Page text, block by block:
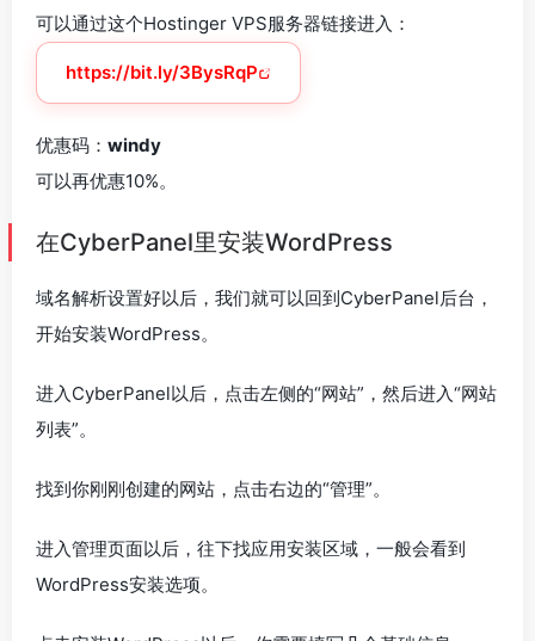
可以通过这个Hostinger VPS服务器链接进入：
https://bit.ly/3BysRqP
优惠码： windy
可以再优惠10%。
在CyberPanel里安装WordPress
域名解析设置好以后，我们就可以回到CyberPanel后台，
开始安装WordPress。
进入CyberPanel以后，点击左侧的“网站”，然后进入“网站
列表”。
找到你刚刚创建的网站，点击右边的“管理”。
进入管理页面以后，往下找应用安装区域，一般会看到
WordPress安装选项。